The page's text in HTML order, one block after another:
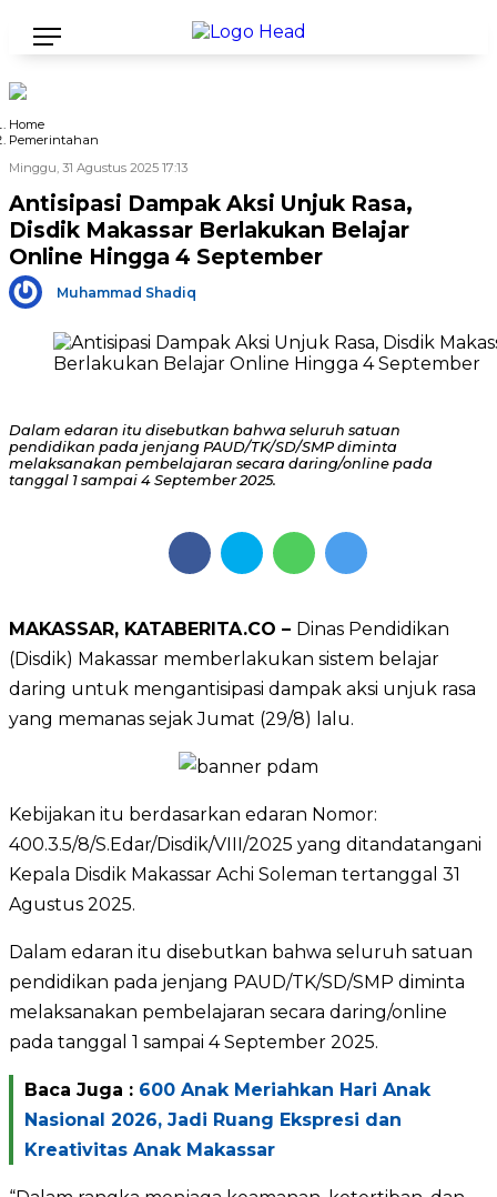
Home
Pemerintahan
Minggu, 31 Agustus 2025 17:13
Antisipasi Dampak Aksi Unjuk Rasa,
Disdik Makassar Berlakukan Belajar
Online Hingga 4 September
Muhammad Shadiq
Dalam edaran itu disebutkan bahwa seluruh satuan
pendidikan pada jenjang PAUD/TK/SD/SMP diminta
melaksanakan pembelajaran secara daring/online pada
tanggal 1 sampai 4 September 2025.
MAKASSAR, KATABERITA.CO – Dinas Pendidikan
(Disdik) Makassar memberlakukan sistem belajar
daring untuk mengantisipasi dampak aksi unjuk rasa
yang memanas sejak Jumat (29/8) lalu.
Kebijakan itu berdasarkan edaran Nomor:
400.3.5/8/S.Edar/Disdik/VIII/2025 yang ditandatangani
Kepala Disdik Makassar Achi Soleman tertanggal 31
Agustus 2025.
Dalam edaran itu disebutkan bahwa seluruh satuan
pendidikan pada jenjang PAUD/TK/SD/SMP diminta
melaksanakan pembelajaran secara daring/online
pada tanggal 1 sampai 4 September 2025.
Baca Juga : 600 Anak Meriahkan Hari Anak
Nasional 2026, Jadi Ruang Ekspresi dan
Kreativitas Anak Makassar